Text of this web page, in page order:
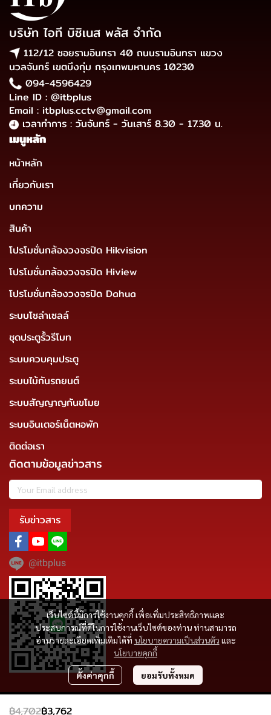
฿4,702฿3,762
เว็บไซต์นี้มีการใช้งานคุกกี้ เพื่อเพิ่มประสิทธิภาพและ
ประสบการณ์ที่ดีในการใช้งานเว็บไซต์ของท่าน ท่านสามารถ
อ่านรายละเอียดเพิ่มเติมได้ที่ นโยบายความเป็นส่วนตัว และ
นโยบายคุกกี้
ตั้งค่าคุกกี้ ยอมรับทั้งหมด
บริษัท ไอที บิซิเนส พลัส จำกัด
112/12 ซอยรามอินทรา 40 ถนนรามอินทรา แขวง
นวลจันทร์ เขตบึงกุ่ม กรุงเทพมหานคร 10230
094-4596429
Line ID : @itbplus
Email : itbplus.cctv@gmail.com
เวลาทำการ : วันจันทร์ - วันเสาร์ 8.30 - 17.30 น.
เมนูหลัก
หน้าหลัก
เกี่ยวกับเรา
บทความ
สินค้า
โปรโมชั่นกล้องวงจรปิด Hikvision
โปรโมชั่นกล้องวงจรปิด Hiview
โปรโมชั่นกล้องวงจรปิด Dahua
ระบบโซล่าเซลล์
ชุดประตูรั้วรีโมท
ระบบควบคุมประตู
ระบบไม้กันรถยนต์
ระบบสัญญาญกันขโมย
ระบบอินเตอร์เน็ตหอพัก
ติดต่อเรา
ติดตามข้อมูลข่าวสาร
รับข่าวสาร
@itbplus